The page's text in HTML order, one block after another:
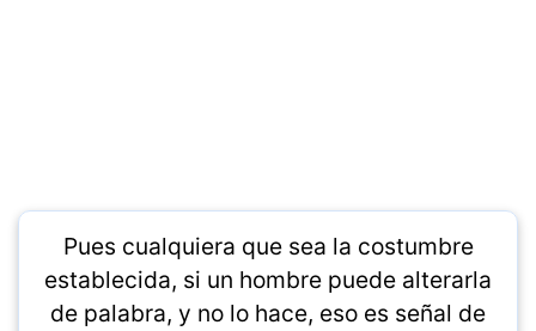
Pues cualquiera que sea la costumbre
establecida, si un hombre puede alterarla
de palabra, y no lo hace, eso es señal de